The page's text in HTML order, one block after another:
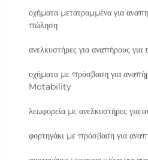
οχήματα μετατραμμένα για
πώληση
ανελκυστήρες για αναπήρους για
οχήματα με πρόσβαση για
Motability
λεωφορεία με ανελκυστήρες για
φορτηγάκι με πρόσβαση για